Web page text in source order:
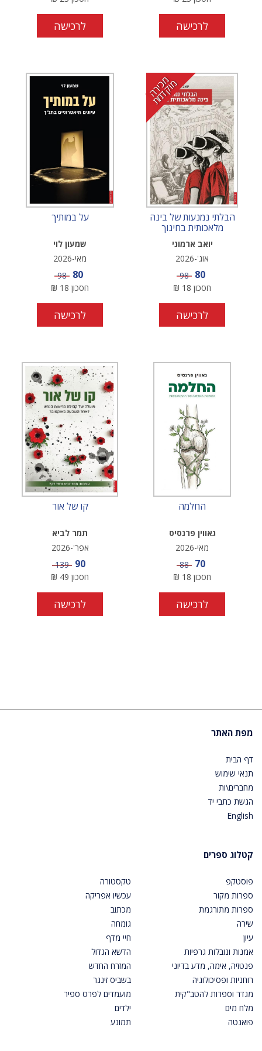
לרכישה לרכישה
מ
כ
י
ר
ה
מ
ו
ק
ד
מ
ת
הבלתי נמנעות של בינה
מלאכותית בחינוך
יואב ארמוני
אוג'-2026
מחיר מבצע
80 מחיר
98
חסכון 18
₪
לרכישה
על במותיך
שמעון לוי
מאי-2026
מחיר מבצע
80 מחיר
98
חסכון 18
₪
לרכישה
החלמה
גאווין פרנסיס
מאי-2026
מחיר מבצע
70 מחיר
88
חסכון 18
₪
לרכישה
קו של אור
תמר לביא
אפר'-2026
מחיר מבצע
90 מחיר
139
חסכון 49
₪
לרכישה
מפת האתר
דף הבית
תנאי שימוש
מחברים\ות
הגשת כתבי יד
English
קטלוג ספרים
פוסטקפ
ספרות מקור
ספרות מתורגמת
שירה
עיון
אמנות ונובלות גרפיות
פנטזיה, אימה, מדע בדיוני
רוחניות ופסיכולוגיה
מגדר וספרות להטב"קית
מלח מים
פואנטה
טקסטורה
עכשיו אפריקה
מכתוב
גומחה
חיי מדף
הדשא הגדול
המזרח החדש
בשביס זינגר
מועמדים לפרס ספיר
ילדים
תמונע